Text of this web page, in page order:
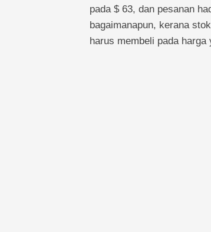
pada $ 63, dan pesanan
bagaimanapun, kerana
harus membeli pada